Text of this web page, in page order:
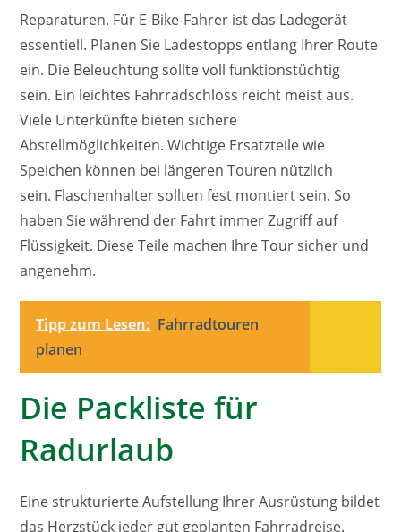
Reparaturen. Für E-Bike-Fahrer ist das Ladegerät
essentiell. Planen Sie Ladestopps entlang Ihrer Route
ein. Die Beleuchtung sollte voll funktionstüchtig
sein. Ein leichtes Fahrradschloss reicht meist aus.
Viele Unterkünfte bieten sichere
Abstellmöglichkeiten. Wichtige Ersatzteile wie
Speichen können bei längeren Touren nützlich
sein. Flaschenhalter sollten fest montiert sein. So
haben Sie während der Fahrt immer Zugriff auf
Flüssigkeit. Diese Teile machen Ihre Tour sicher und
angenehm.
Tipp zum Lesen: Fahrradtouren
planen
Die Packliste für
Radurlaub
Eine strukturierte Aufstellung Ihrer Ausrüstung bildet
das Herzstück jeder gut geplanten Fahrradreise.